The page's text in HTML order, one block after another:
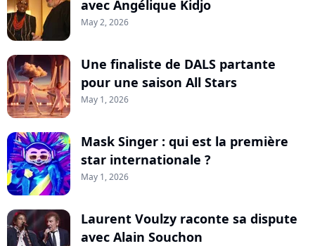
avec Angélique Kidjo
May 2, 2026
Une finaliste de DALS partante
pour une saison All Stars
May 1, 2026
Mask Singer : qui est la première
star internationale ?
May 1, 2026
Laurent Voulzy raconte sa dispute
avec Alain Souchon